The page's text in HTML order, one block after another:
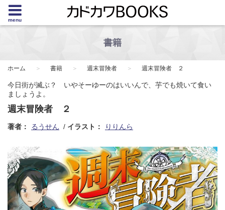
menu
書籍
ホーム 書籍 週末冒険者 週末冒険者 ２
今日街が滅ぶ？ いやそーゆーのはいいんで、芋でも焼いて食い
ましょうよ。
週末冒険者 ２
著者： るうせん イラスト： りりんら